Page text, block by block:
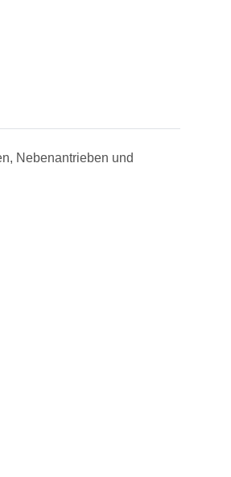
Nebenantrieben und